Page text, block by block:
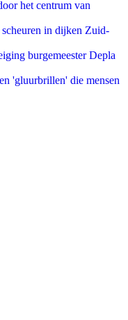
het centrum van
in dijken Zuid-
burgemeester Depla
'gluurbrillen' die mensen